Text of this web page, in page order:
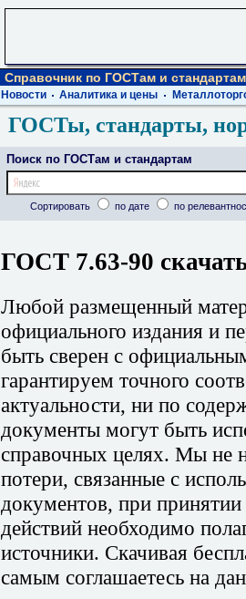
Справочник по ГОСТам и стандартам
Новости Аналитика и цены
ГОСТы, стандарты,
Поиск по ГОСТам и стандартам
Сортировать по дате по
ГОСТ 7.63-90
Любой размещенный
официального издания и
быть сверен с
гарантируем точного
актуальности, ни по
документы могут быть
справочных целях. Мы не
потери, связанные с
документов, при
действий необходимо
источники. Скачивая
самым соглашаетесь на